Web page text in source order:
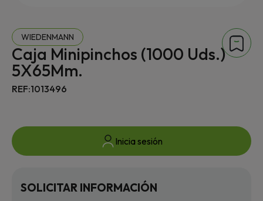
WIEDENMANN
Caja Minipinchos (1000 Uds.)
5X65Mm.
REF:1013496
Inicia sesión
SOLICITAR INFORMACIÓN